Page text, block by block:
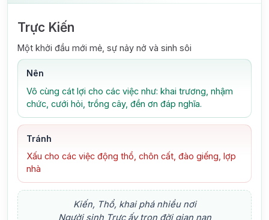
Trực Kiến
Một khởi đầu mới mẻ, sự nảy nở và sinh sôi
Nên
Vô cùng cát lợi cho các việc như: khai trương, nhậm
chức, cưới hỏi, trồng cây, đền ơn đáp nghĩa.
Tránh
Xấu cho các việc động thổ, chôn cất, đào giếng, lợp
nhà
Kiến, Thổ, khai phá nhiều nơi
Người sinh Trực ấy trọn đời gian nan